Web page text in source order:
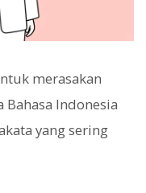
merasakan
Indonesia
yang sering